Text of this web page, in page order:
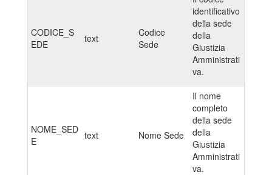
CODICE_S
EDE
text
Codice
Sede
identificativo
della sede
della
Giustizia
Amministrati
va.
NOME_SED
E
text Nome Sede
Il nome
completo
della sede
della
Giustizia
Amministrati
va.